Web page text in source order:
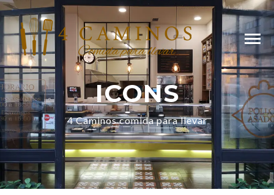
ICONS
4 Caminos comida para llevar